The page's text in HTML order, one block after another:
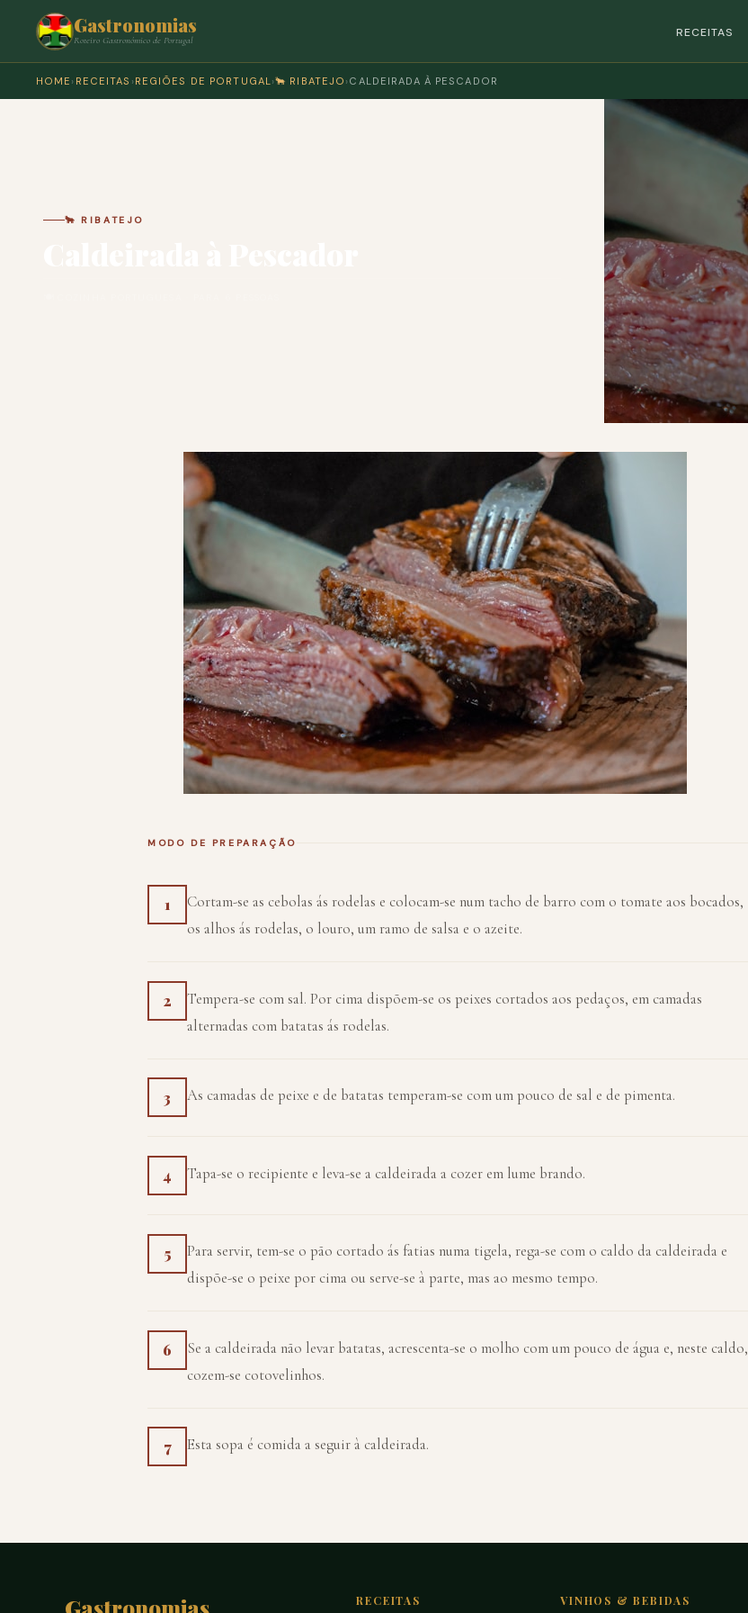
Gastronomias
Roteiro Gastronómico de Portugal
RECEITAS
HOME › RECEITAS › REGIÕES DE PORTUGAL ›🐂 RIBATEJO › CALDEIRADA À PESCADOR
🐂 RIBATEJO
MODO DE PREPARAÇÃO
1
Cortam-se as cebolas ás rodelas e colocam-se num tacho de barro com o tomate aos bocados,
os alhos ás rodelas, o louro, um ramo de salsa e o azeite.
2
Tempera-se com sal. Por cima dispõem-se os peixes cortados aos pedaços, em camadas
alternadas com batatas ás rodelas.
3 As camadas de peixe e de batatas temperam-se com um pouco de sal e de pimenta.
4 Tapa-se o recipiente e leva-se a caldeirada a cozer em lume brando.
5
Para servir, tem-se o pão cortado ás fatias numa tigela, rega-se com o caldo da caldeirada e
dispõe-se o peixe por cima ou serve-se à parte, mas ao mesmo tempo.
6
Se a caldeirada não levar batatas, acrescenta-se o molho com um pouco de água e, neste caldo,
cozem-se cotovelinhos.
7 Esta sopa é comida a seguir à caldeirada.
RECEITAS VINHOS & BEBIDAS